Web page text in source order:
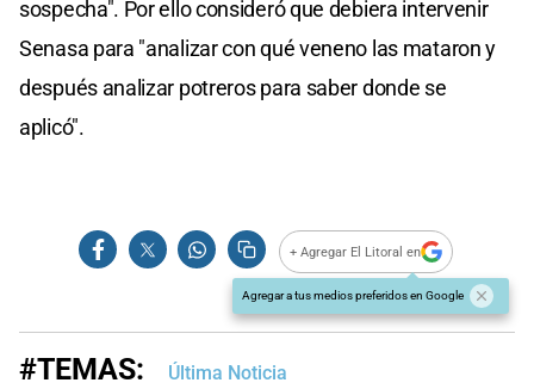
sospecha". Por ello consideró que debiera intervenir
Senasa para "analizar con qué veneno las mataron y
después analizar potreros para saber donde se
aplicó".
+ Agregar El Litoral en
Agregar a tus medios preferidos en Google
#TEMAS: Última Noticia